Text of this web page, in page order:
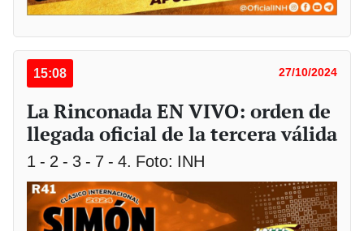
15:08 27/10/2024
La Rinconada EN VIVO: orden de
llegada oficial de la tercera válida
1 - 2 - 3 - 7 - 4. Foto: INH